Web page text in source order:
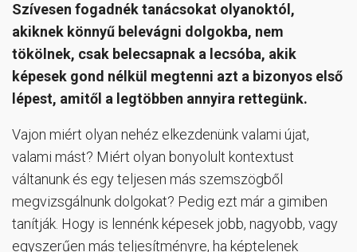
Szívesen fogadnék tanácsokat olyanoktól,
akiknek könnyű belevágni dolgokba, nem
tökölnek, csak belecsapnak a lecsóba, akik
képesek gond nélkül megtenni azt a bizonyos első
lépest, amitől a legtöbben annyira rettegünk.
Vajon miért olyan nehéz elkezdenünk valami újat,
valami mást? Miért olyan bonyolult kontextust
váltanunk és egy teljesen más szemszögből
megvizsgálnunk dolgokat? Pedig ezt már a gimiben
tanítják. Hogy is lennénk képesek jobb, nagyobb, vagy
egyszerűen más teljesítményre, ha képtelenek